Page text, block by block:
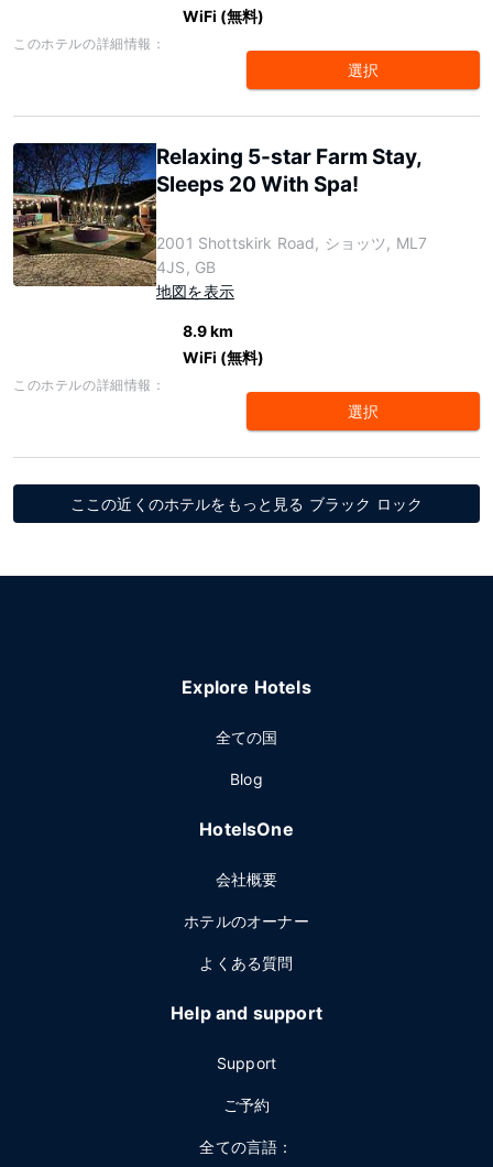
WiFi (無料)
このホテルの詳細情報：
選択
Relaxing 5-star Farm Stay,
Sleeps 20 With Spa!
2001 Shottskirk Road, ショッツ, ML7
4JS, GB
地図を表示
8.9 km
WiFi (無料)
このホテルの詳細情報：
選択
ここの近くのホテルをもっと見る ブラック ロック
Explore Hotels
全ての国
Blog
HotelsOne
会社概要
ホテルのオーナー
よくある質問
Help and support
Support
ご予約
全ての言語：